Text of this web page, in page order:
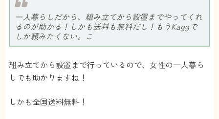
一人暮らしだから、組み立てから設置までやってくれ
るのが助かる！しかも送料も無料だし！もうKaggで
しか頼みたくない。こ
組み立てから設置まで行っているので、女性の一人暮ら
しでも助かりますね！
しかも全国送料無料！